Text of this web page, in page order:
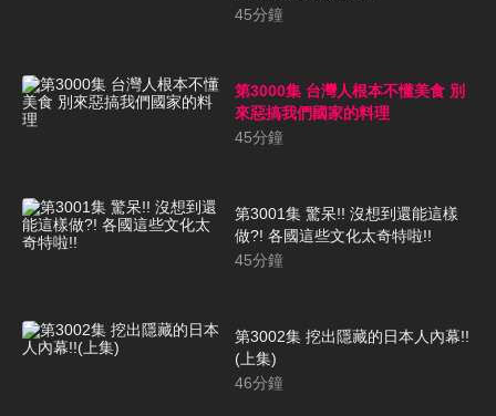
45分鐘
第3000集 台灣人根本不懂美食 別
來惡搞我們國家的料理
45分鐘
第3001集 驚呆!! 沒想到還能這樣
做?! 各國這些文化太奇特啦!!
45分鐘
第3002集 挖出隱藏的日本人內幕!!
(上集)
46分鐘